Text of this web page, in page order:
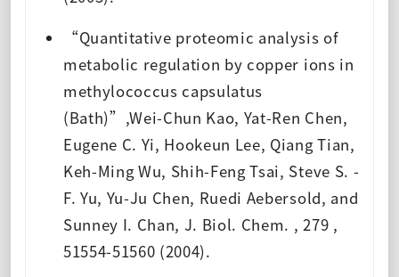
“Quantitative proteomic analysis of
metabolic regulation by copper ions in
methylococcus capsulatus
(Bath)”,Wei-Chun Kao, Yat-Ren Chen,
Eugene C. Yi, Hookeun Lee, Qiang Tian,
Keh-Ming Wu, Shih-Feng Tsai, Steve S. -
F. Yu, Yu-Ju Chen, Ruedi Aebersold, and
Sunney I. Chan, J. Biol. Chem. , 279 ,
51554-51560 (2004).